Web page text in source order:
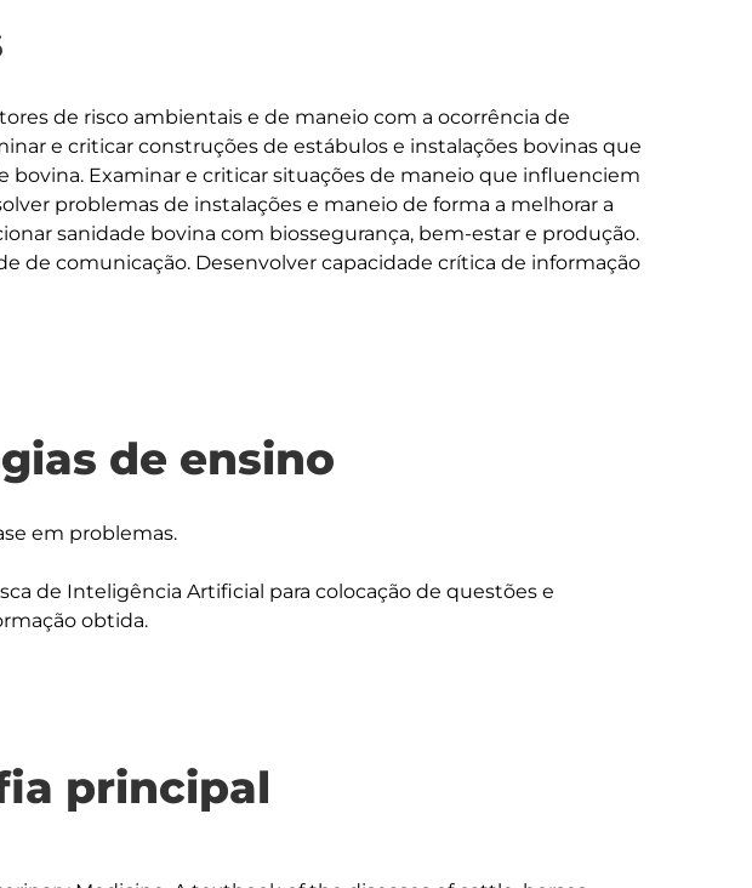
de risco ambientais e de maneio com a ocorrência de
e criticar construções de estábulos e instalações bovinas que
bovina. Examinar e criticar situações de maneio que influenciem
problemas de instalações e maneio de forma a melhorar a
sanidade bovina com biossegurança, bem-estar e produção.
de comunicação. Desenvolver capacidade crítica de informação
de ensino
em problemas.
de Inteligência Artificial para colocação de questões e
principal